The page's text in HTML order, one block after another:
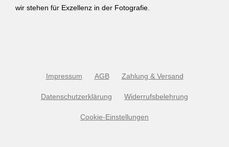
wir stehen für Exzellenz in der Fotografie.
Impressum AGB Zahlung & Versand
Datenschutzerklärung Widerrufsbelehrung
Cookie-Einstellungen